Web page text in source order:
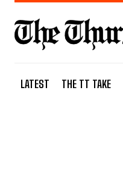
LATEST THE TT TAKE